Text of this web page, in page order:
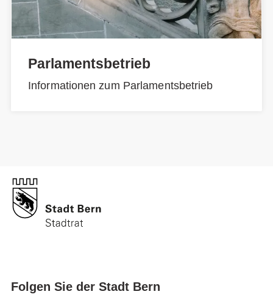
Parlamentsbetrieb
Informationen zum Parlamentsbetrieb
Folgen Sie der Stadt Bern